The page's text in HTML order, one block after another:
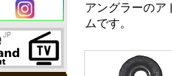
アングラーのア
ムです。